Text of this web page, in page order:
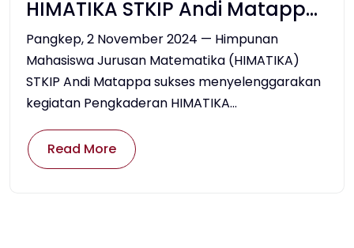
HIMATIKA STKIP Andi Matappa
2024
Pangkep, 2 November 2024 — Himpunan
Mahasiswa Jurusan Matematika (HIMATIKA)
STKIP Andi Matappa sukses menyelenggarakan
kegiatan Pengkaderan HIMATIKA...
Read More